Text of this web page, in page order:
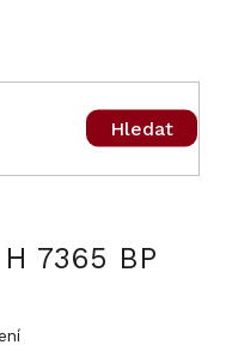
Hledat
7365 BP